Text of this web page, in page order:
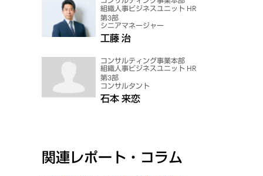
組織人事ビジネスユニット HR
第3部
シニアマネージャー
工藤 治
コンサルティング事業本部
組織人事ビジネスユニット HR
第3部
コンサルタント
石本 来恋
関連レポート・コラム